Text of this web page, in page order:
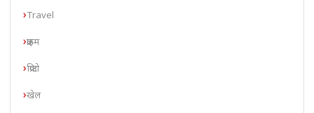
Travel
क्राइम
क्रिप्टो
खेल